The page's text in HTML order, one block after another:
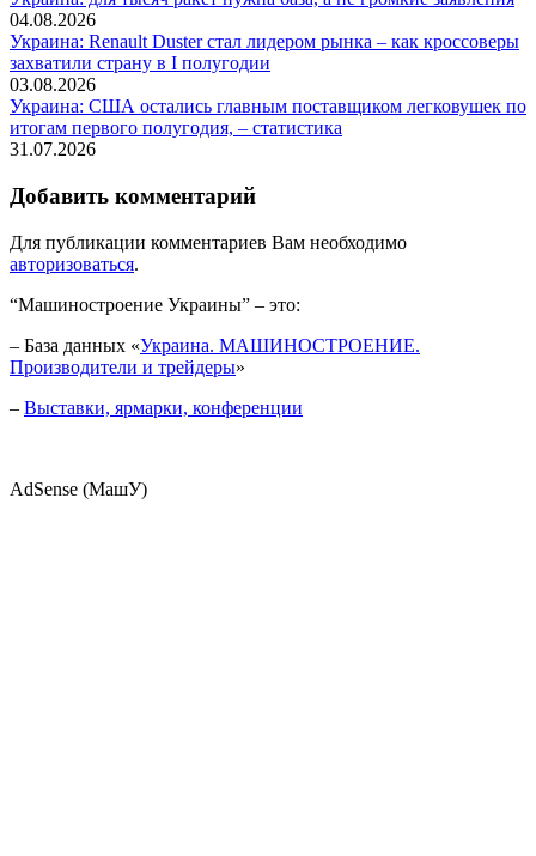
04.08.2026
Украина: Renault Duster стал лидером рынка – как кроссоверы
захватили страну в I полугодии
03.08.2026
Украина: США остались главным поставщиком легковушек по
итогам первого полугодия, – статистика
31.07.2026
Добавить комментарий
Для публикации комментариев Вам необходимо
авторизоваться.
“Машиностроение Украины” – это:
– База данных «Украина. МАШИНОСТРОЕНИЕ.
Производители и трейдеры»
– Выставки, ярмарки, конференции
AdSense (МашУ)